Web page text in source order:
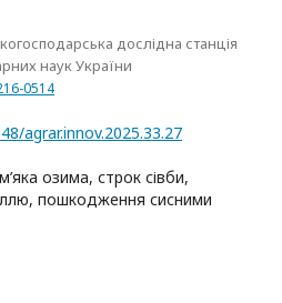
дослідна станція
наук України
0514
agrar.innov.2025.33.27
озима, строк сівби,
пошкодження сисними